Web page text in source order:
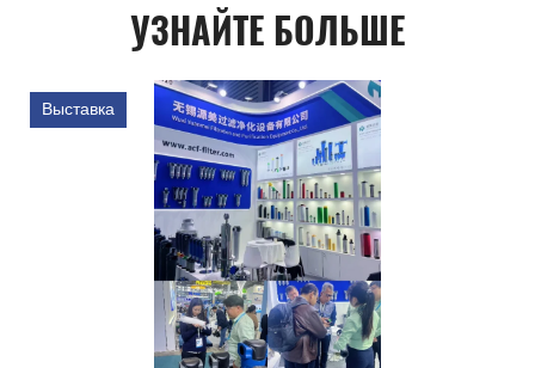
УЗНАЙТЕ БОЛЬШЕ
Выставка